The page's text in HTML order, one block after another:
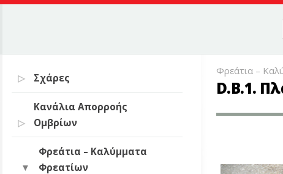
Σχάρες
Κανάλια Απορροής
Ομβρίων
Φρεάτια – Καλύμματα
Φρεατίων
Φρεάτια –
D.B.1.